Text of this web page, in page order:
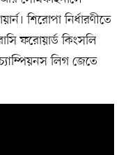
শিরোপা নির্ধারণীতে
ফরোয়ার্ড কিংসলি
লিগ জেতে